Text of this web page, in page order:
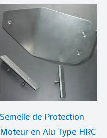
Semelle de Protection
Moteur en Alu Type HRC